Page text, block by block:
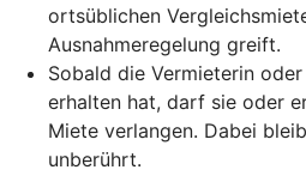
ortsüblichen
Ausnahmeregelung greift.
Sobald die Vermieterin
erhalten hat, darf sie oder
Miete verlangen. Dabei
unberührt.